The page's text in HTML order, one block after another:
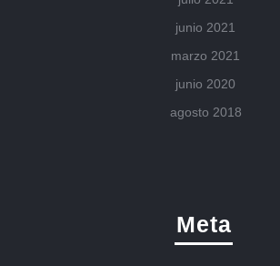
junio 2021
marzo 2021
junio 2020
agosto 2018
Meta